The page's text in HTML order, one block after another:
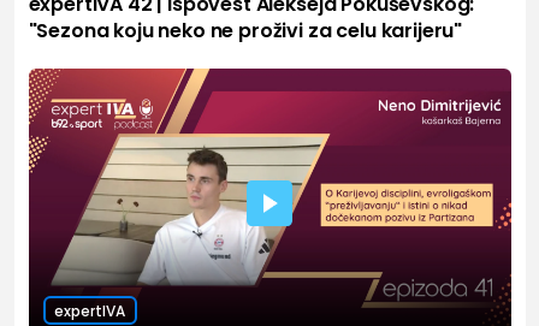
"Sezona koju neko ne proživi za celu karijeru"
expertIVA